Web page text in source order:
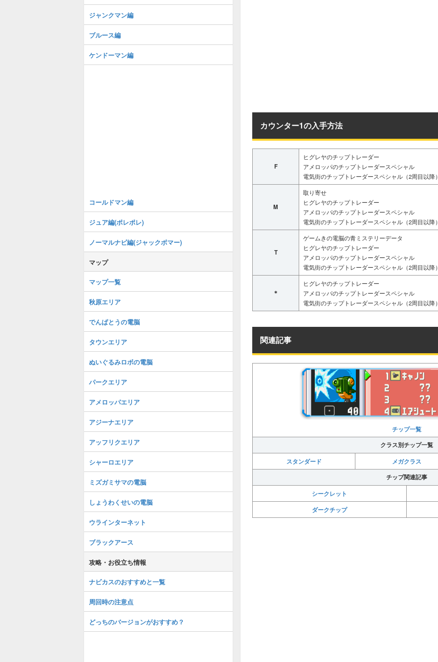
カウンター1の入手方法
F
ヒグレヤのチップトレーダー
アメロッパのチップトレーダースペシャル
電気街のチップトレーダースペシャル（2周目以降
M
取り寄せ
ヒグレヤのチップトレーダー
アメロッパのチップトレーダースペシャル
電気街のチップトレーダースペシャル（2周目以降
T
ゲームきの電脳の青ミステリーデータ
ヒグレヤのチップトレーダー
アメロッパのチップトレーダースペシャル
電気街のチップトレーダースペシャル（2周目以降
＊
ヒグレヤのチップトレーダー
アメロッパのチップトレーダースペシャル
電気街のチップトレーダースペシャル（2周目以降
関連記事
チップ一覧
クラス別チップ一覧
スタンダード メガクラス
チップ関連記事
シークレット
ダークチップ
ジャンクマン編
ブルース編
ケンドーマン編
コールドマン編
ジュア編(ポレポレ)
ノーマルナビ編(ジャックボマー)
マップ
マップ一覧
秋原エリア
でんぱとうの電脳
タウンエリア
ぬいぐるみロボの電脳
パークエリア
アメロッパエリア
アジーナエリア
アッフリクエリア
シャーロエリア
ミズガミサマの電脳
しょうわくせいの電脳
ウラインターネット
ブラックアース
攻略・お役立ち情報
ナビカスのおすすめと一覧
周回時の注意点
どっちのバージョンがおすすめ？